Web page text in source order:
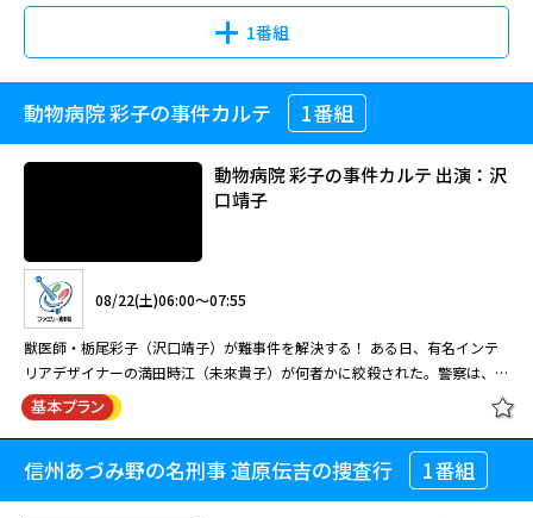
1番組
僕の生きる道（全11話）#1-5 【イ
ッキミドラマ】
出演：草なぎ剛／矢田亜希子／谷原章介／森下愛子／鳥羽潤／小日向文世
※放送時間の詳細は日本映画専門チャンネルＨＰへ 「日本映画」で検索！
11[終] 【イッキミドラマ】
動物病院 彩子の事件カルテ 1番組
動物病院 彩子の事件カルテ 出演：沢
口靖子
08/22(土)06:00～07:55
獣医師・栃尾彩子（沢口靖子）が難事件を解決する！ ある日、有名インテ
リアデザイナーの満田時江（未來貴子）が何者かに絞殺された。警察は、遺
体発見時の状況から怨恨と強盗殺人の両面で捜査を開始する。一方、彩子
は、時江が飼い犬の死をめぐり、ある動物病院を告訴しようとしていた矢先
に殺害されたことに注目、事件との関係を調べ始める。そして、悪徳動物病
院との接触を試みるが・・・。動物病院 彩子の事件カルテ 出演：沢
信州あづみ野の名刑事 道原伝吉の捜査行 1番組